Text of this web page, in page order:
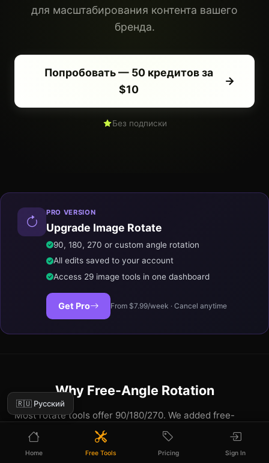
для масштабирования контента вашего
бренда.
Попробовать — 50 кредитов за
$10
Без подписки
PRO VERSION
Upgrade Image Rotate
90, 180, 270 or custom angle rotation
All edits saved to your account
Access 29 image tools in one dashboard
Get Pro From $7.99/week · Cancel anytime
Why Free-Angle Rotation
Most rotate tools offer 90/180/270. We added free-
angle rotation in 1-degree increments because the
most common rotation isn't 90 degrees — it's
correcting a 3-degree tilt from a phone held slightly
Home Free Tools Pricing Sign In
🇷🇺 Русский